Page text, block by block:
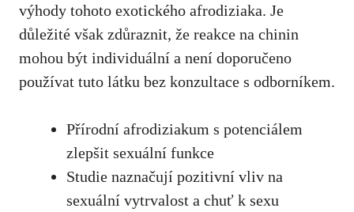
výhody tohoto exotického afrodiziaka. Je
důležité však zdůraznit, že reakce na chinin
mohou být individuální a není doporučeno
používat tuto látku bez konzultace s odborníkem.
Přírodní afrodiziakum s potenciálem
zlepšit sexuální funkce
Studie naznačují pozitivní vliv na
sexuální vytrvalost a chuť k sexu